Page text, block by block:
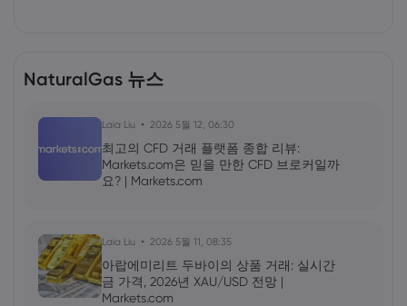
NaturalGas 뉴스
Laia Liu 2026 5월 12, 06:30
최고의 CFD 거래 플랫폼 종합 리뷰:
Markets.com은 믿을 만한 CFD 브로커일까
요? | Markets.com
Laia Liu 2026 5월 11, 08:35
아랍에미리트 두바이의 상품 거래: 실시간
금 가격, 2026년 XAU/USD 전망 |
Markets.com